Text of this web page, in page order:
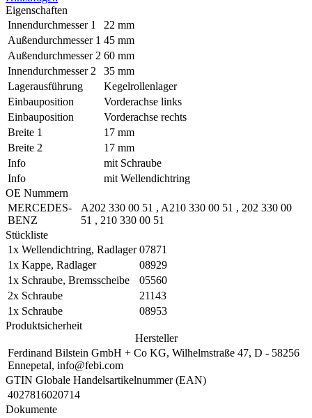
Eigenschaften
Innendurchmesser 1
22 mm
Außendurchmesser 1 45 mm
Außendurchmesser 2 60 mm
Innendurchmesser 2
35 mm
Lagerausführung
Kegelrollenlager
Einbauposition
Vorderachse links
Einbauposition
Vorderachse rechts
Breite 1
17 mm
Breite 2
17 mm
Info
mit Schraube
Info
mit Wellendichtring
OE Nummern
MERCEDES-
BENZ
A202 330 00 51 , A210 330 00 51 , 202 330 00
51 , 210 330 00 51
Stückliste
1x Wellendichtring, Radlager 07871
1x Kappe, Radlager
08929
1x Schraube, Bremsscheibe
05560
2x Schraube
21143
1x Schraube
08953
Produktsicherheit
Hersteller
Ferdinand Bilstein GmbH + Co KG, Wilhelmstraße 47, D - 58256
Ennepetal, info@febi.com
GTIN Globale Handelsartikelnummer (EAN)
4027816020714
Dokumente